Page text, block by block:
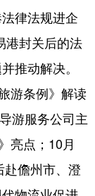
律法规进企
港封关后的法
推动解决。
游条例》解读
游服务公司主
亮点；10月
儋州市、澄